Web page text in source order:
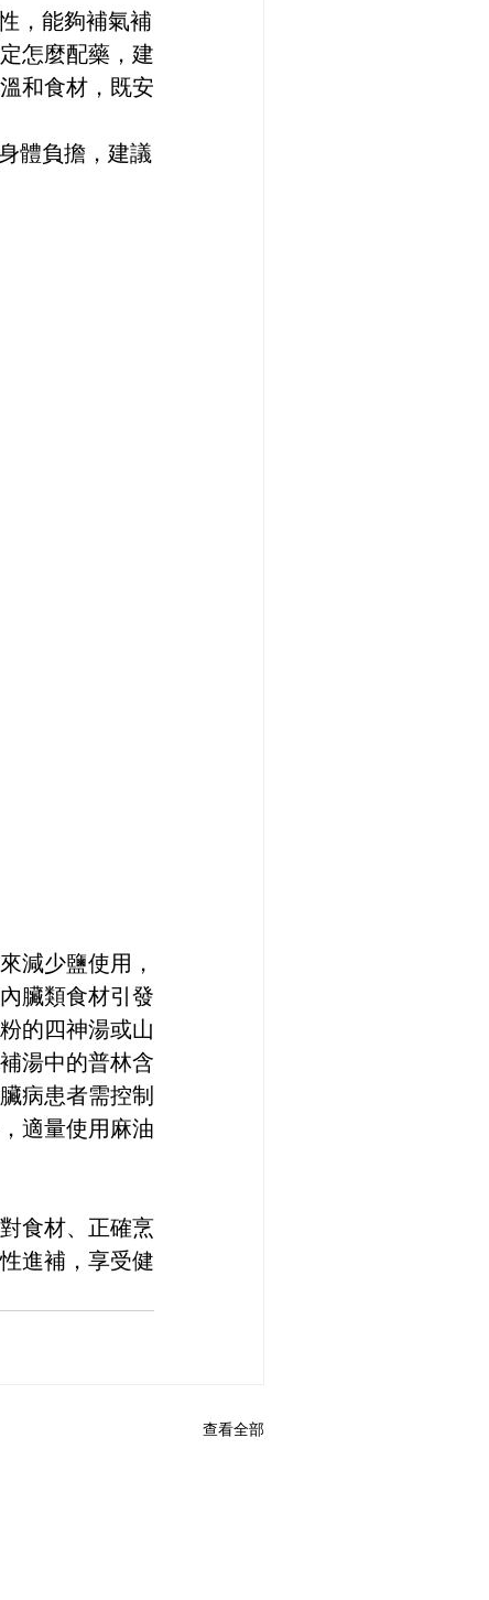
，能夠補氣補
怎麼配藥，建
和食材，既安
體負擔，建議
減少鹽使用，
臟類食材引發
的四神湯或山
湯中的普林含
病患者需控制
適量使用麻油
食材、正確烹
進補，享受健
查看全部